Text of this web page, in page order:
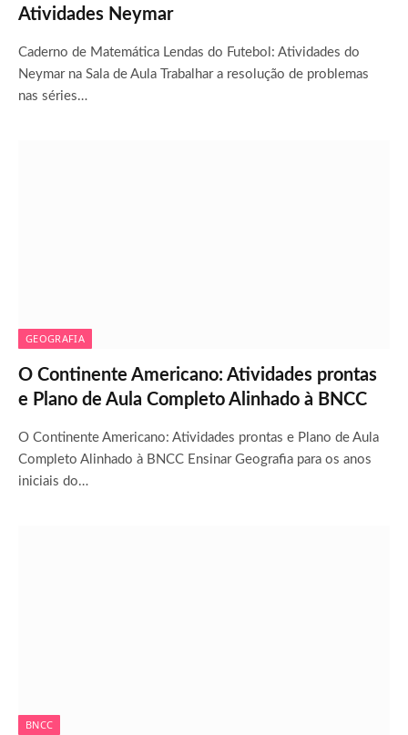
Atividades Neymar
Caderno de Matemática Lendas do Futebol: Atividades do
Neymar na Sala de Aula Trabalhar a resolução de problemas
nas séries…
GEOGRAFIA
O Continente Americano: Atividades prontas
e Plano de Aula Completo Alinhado à BNCC
O Continente Americano: Atividades prontas e Plano de Aula
Completo Alinhado à BNCC Ensinar Geografia para os anos
iniciais do…
BNCC